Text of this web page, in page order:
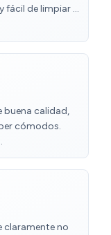
fácil de limpiar y
El envío
embalaje,
es tal
buena calidad,
cómodos.
claramente no